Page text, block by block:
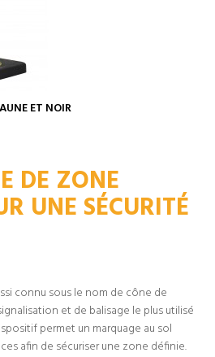
ET NOIR
DE ZONE
UNE SÉCURITÉ
connu sous le nom de cône de
et de balisage le plus utilisé
permet un marquage au sol
afin de sécuriser une zone définie.